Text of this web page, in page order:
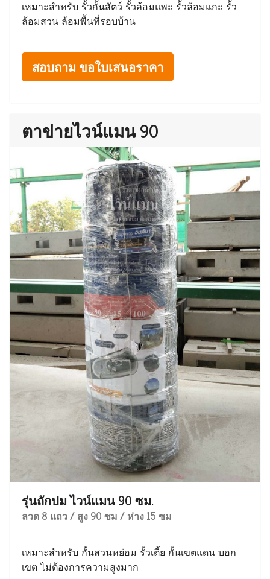
เหมาะสำหรับ รั้วกั้นสัตว์ รั้วล้อมแพะ รั้วล้อมแกะ รั้ว
ล้อมสวน ล้อมพื้นที่รอบบ้าน
สอบถาม ขอใบเสนอราคา
ตาข่ายไวน์แมน 90
รุ่นถักปม ไวน์แมน 90 ซม.
ลวด 8 แถว / สูง 90 ซม / ห่าง 15 ซม
เหมาะสำหรับ กั้นสวนหย่อม รั้วเตี้ย กั้นเขตแดน บอก
เขต ไม่ต้องการความสูงมาก